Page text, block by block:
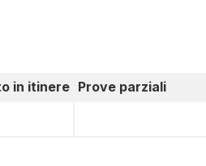
in itinere Prove parziali